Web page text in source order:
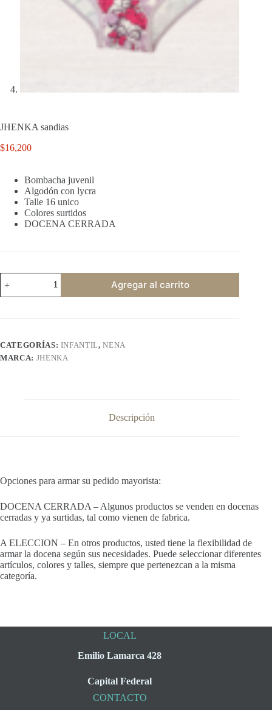
JHENKA sandias
$16,200
Bombacha juvenil
Algodón con lycra
Talle 16 unico
Colores surtidos
DOCENA CERRADA
JHENKA
sandias
cantidad
Agregar al carrito
CATEGORÍAS: INFANTIL,NENA
MARCA: JHENKA
Descripción
Opciones para armar su pedido mayorista:
DOCENA CERRADA – Algunos productos se venden en docenas
cerradas y ya surtidas, tal como vienen de fabrica.
A ELECCION – En otros productos, usted tiene la flexibilidad de
armar la docena según sus necesidades. Puede seleccionar diferentes
artículos, colores y talles, siempre que pertenezcan a la misma
categoría.
LOCAL
Emilio Lamarca 428
Capital Federal
CONTACTO